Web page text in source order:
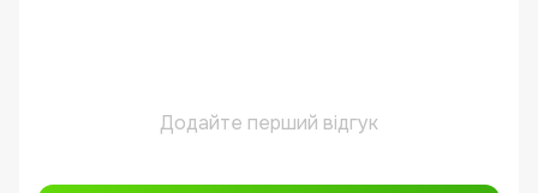
Додайте перший відгук